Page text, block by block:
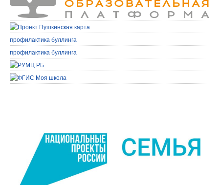
профилактика буллинга
профилактика буллинга